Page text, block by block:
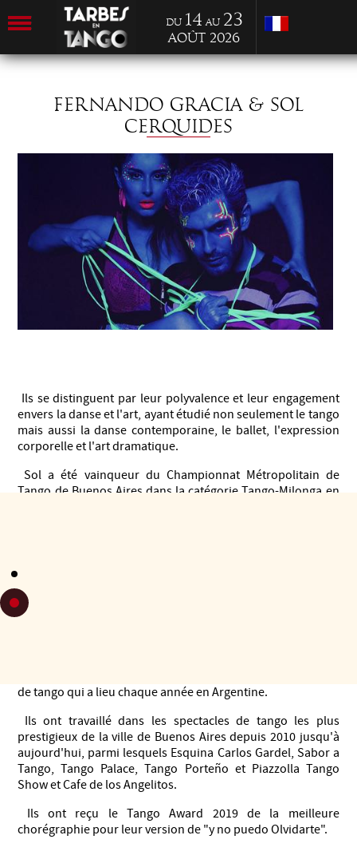
du 14 au 23
Août 2026
FERNANDO GRACIA & SOL
CERQUIDES
Ils se distinguent par leur polyvalence et leur engagement
envers la danse et l'art, ayant étudié non seulement le tango
mais aussi la danse contemporaine, le ballet, l'expression
corporelle et l'art dramatique.
Sol a été vainqueur du Championnat Métropolitain de
Tango de Buenos Aires dans la catégorie Tango-Milonga en
de Tango", "Tango Secrets Show" et "Esquina Carlos Gardel
Company". ". Ils ont voyagé en Argentine, en Amérique
de tango qui a lieu chaque année en Argentine.
Ils ont travaillé dans les spectacles de tango les plus
prestigieux de la ville de Buenos Aires depuis 2010 jusqu'à
aujourd'hui, parmi lesquels Esquina Carlos Gardel, Sabor a
Tango, Tango Palace, Tango Porteño et Piazzolla Tango
Show et Cafe de los Angelitos.
Ils ont reçu le Tango Award 2019 de la meilleure
chorégraphie pour leur version de "y no puedo Olvidarte".